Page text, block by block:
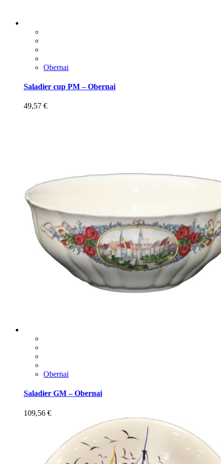
Obernai
Saladier cup PM – Obernai
49,57 €
Obernai
Saladier GM – Obernai
109,56 €